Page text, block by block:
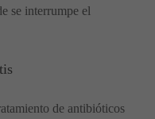
se interrumpe el
de antibióticos